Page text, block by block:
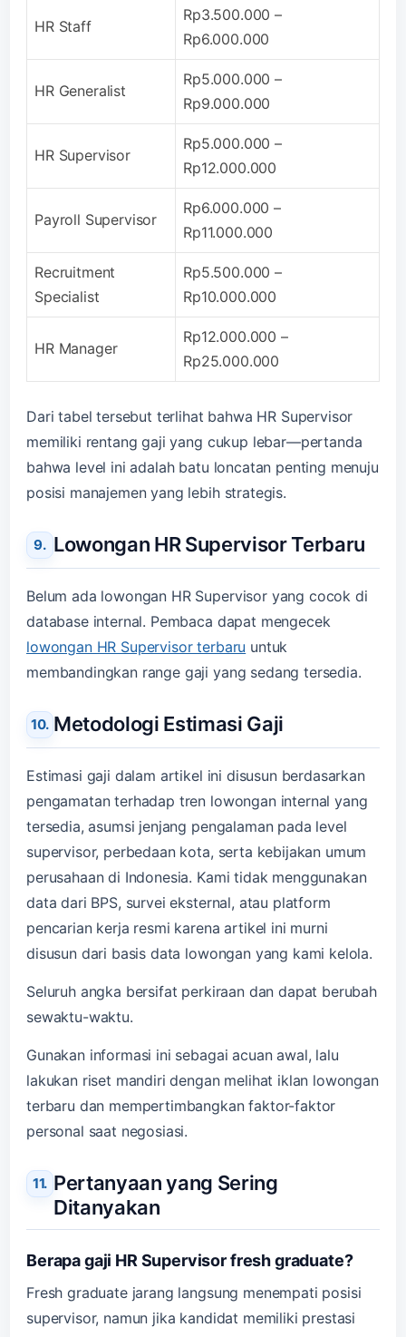
HR Staff
Rp3.500.000 –
Rp6.000.000
HR Generalist
Rp5.000.000 –
Rp9.000.000
HR Supervisor
Rp5.000.000 –
Rp12.000.000
Payroll Supervisor
Rp6.000.000 –
Rp11.000.000
Recruitment
Specialist
Rp5.500.000 –
Rp10.000.000
HR Manager
Rp12.000.000 –
Rp25.000.000
Dari tabel tersebut terlihat bahwa HR Supervisor
memiliki rentang gaji yang cukup lebar—pertanda
bahwa level ini adalah batu loncatan penting menuju
posisi manajemen yang lebih strategis.
Lowongan HR Supervisor Terbaru
Belum ada lowongan HR Supervisor yang cocok di
database internal. Pembaca dapat mengecek
lowongan HR Supervisor terbaru untuk
membandingkan range gaji yang sedang tersedia.
Metodologi Estimasi Gaji
Estimasi gaji dalam artikel ini disusun berdasarkan
pengamatan terhadap tren lowongan internal yang
tersedia, asumsi jenjang pengalaman pada level
supervisor, perbedaan kota, serta kebijakan umum
perusahaan di Indonesia. Kami tidak menggunakan
data dari BPS, survei eksternal, atau platform
pencarian kerja resmi karena artikel ini murni
disusun dari basis data lowongan yang kami kelola.
Seluruh angka bersifat perkiraan dan dapat berubah
sewaktu-waktu.
Gunakan informasi ini sebagai acuan awal, lalu
lakukan riset mandiri dengan melihat iklan lowongan
terbaru dan mempertimbangkan faktor-faktor
personal saat negosiasi.
Pertanyaan yang Sering
Ditanyakan
Berapa gaji HR Supervisor fresh graduate?
Fresh graduate jarang langsung menempati posisi
supervisor, namun jika kandidat memiliki prestasi